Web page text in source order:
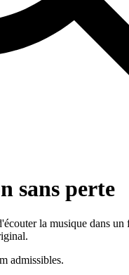
sans perte
la musique dans un
admissibles.